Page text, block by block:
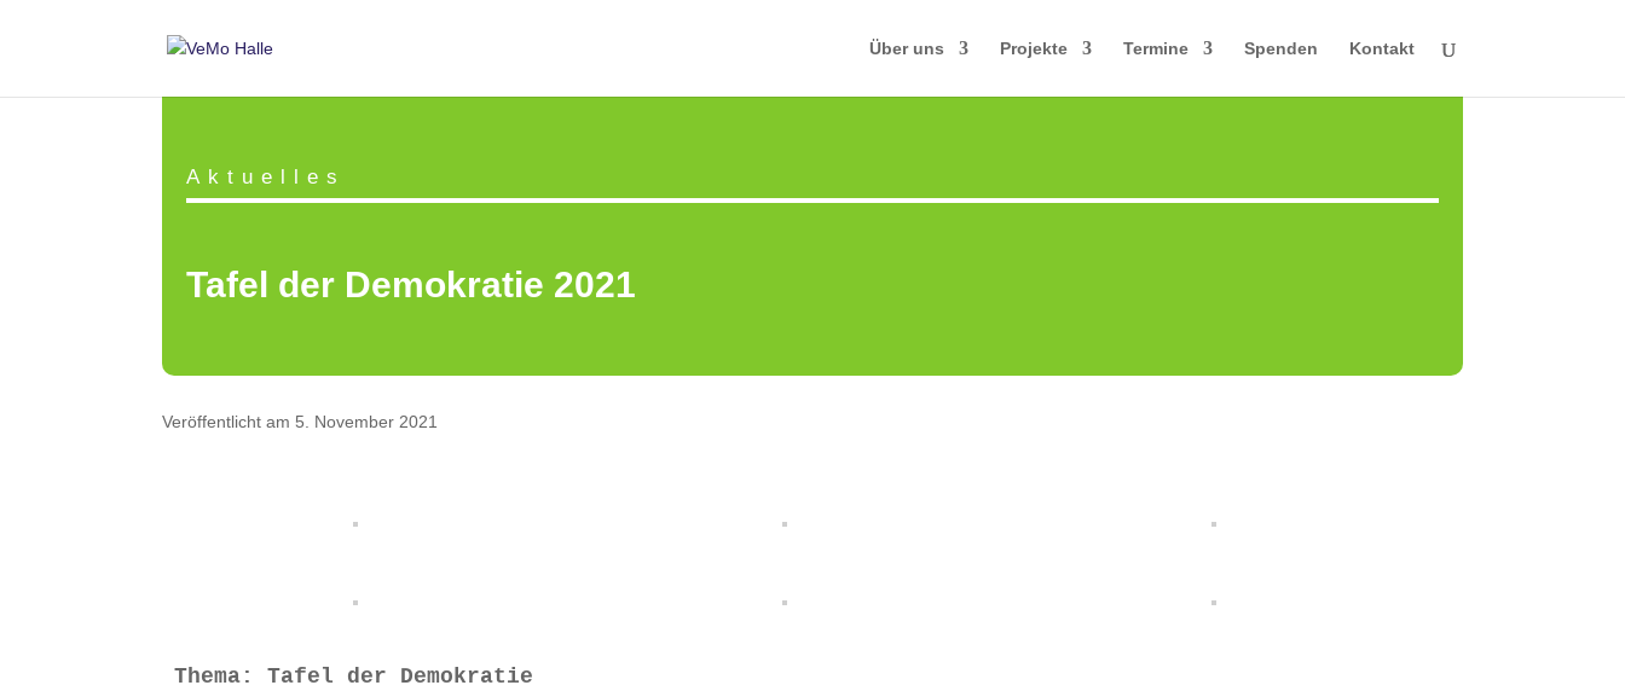
Über uns Projekte Termine Spenden Kontakt
Aktuelles
Tafel der Demokratie 2021
Veröffentlicht am 5. November 2021
Thema: Tafel der Demokratie